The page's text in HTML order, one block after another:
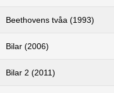
Beethovens tvåa (1993)
Bilar (2006)
Bilar 2 (2011)